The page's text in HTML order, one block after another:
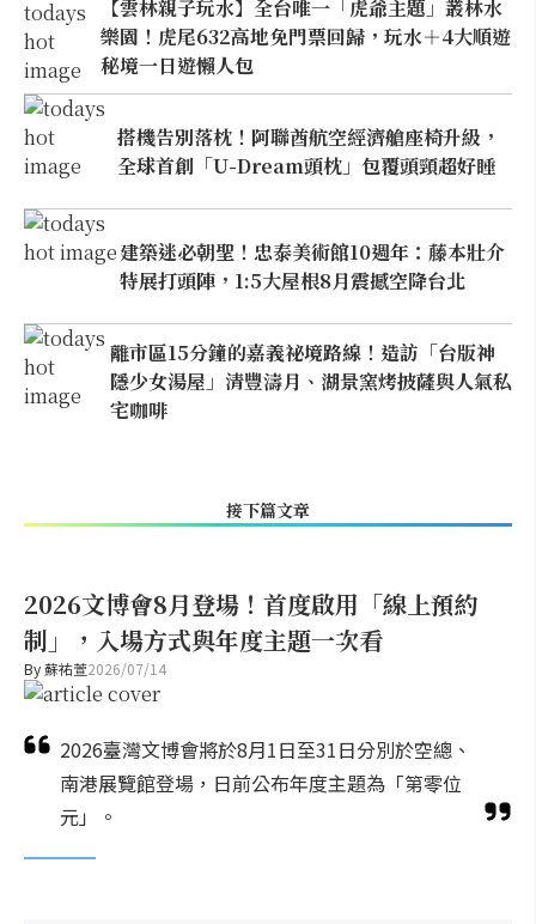
【雲林親子玩水】全台唯一「虎爺主題」叢林水
樂園！虎尾632高地免門票回歸，玩水＋4大順遊
秘境一日遊懶人包
搭機告別落枕！阿聯酋航空經濟艙座椅升級，
全球首創「U-Dream頭枕」包覆頭頸超好睡
建築迷必朝聖！忠泰美術館10週年：藤本壯介
特展打頭陣，1:5大屋根8月震撼空降台北
離市區15分鐘的嘉義祕境路線！造訪「台版神
隱少女湯屋」清豐濤月、湖景窯烤披薩與人氣私
宅咖啡
接下篇文章
2026文博會8月登場！首度啟用「線上預約
制」，入場方式與年度主題一次看
By蘇祐萱2026/07/14
2026臺灣文博會將於8月1日至31日分別於空總、
南港展覽館登場，日前公布年度主題為「第零位
元」。